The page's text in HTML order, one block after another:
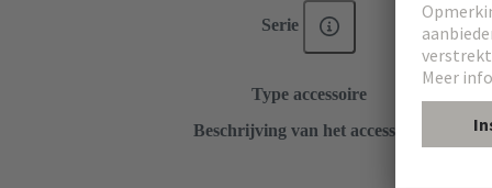
Serie Han®
Han DD
Han-
Type accessoire
Beschrijving van het accessoire
voor